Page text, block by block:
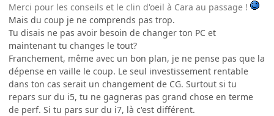
Merci pour les conseils et le clin d'oeil à Cara au passage !
Mais du coup je ne comprends pas trop.
Tu disais ne pas avoir besoin de changer ton PC et
maintenant tu changes le tout?
Franchement, même avec un bon plan, je ne pense pas que la
dépense en vaille le coup. Le seul investissement rentable
dans ton cas serait un changement de CG. Surtout si tu
repars sur du i5, tu ne gagneras pas grand chose en terme
de perf. Si tu pars sur du i7, là c'est différent.